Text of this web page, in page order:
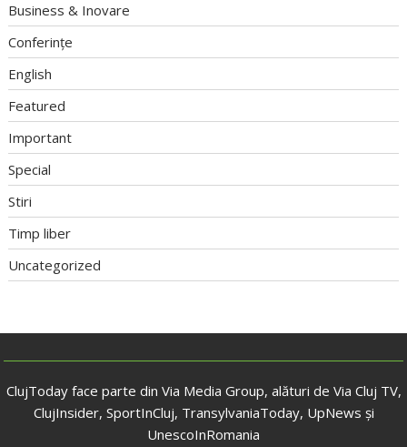
Business & Inovare
Conferințe
English
Featured
Important
Special
Stiri
Timp liber
Uncategorized
ClujToday face parte din Via Media Group, alături de Via Cluj TV,
ClujInsider, SportInCluj, TransylvaniaToday, UpNews și
UnescoInRomania